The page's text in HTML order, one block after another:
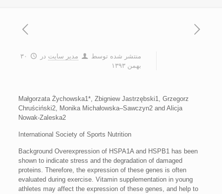
منتشر شده توسط مدیر سایت در
۳۰
بهمن ۱۳۹۳
Małgorzata Żychowska1*, Zbigniew Jastrzębski1, Grzegorz
Chruściński2, Monika Michałowska–Sawczyn2 and Alicja
Nowak-Zaleska2
International Society of Sports Nutrition
Background Overexpression of HSPA1A and HSPB1 has been
shown to indicate stress and the degradation of damaged
proteins. Therefore, the expression of these genes is often
evaluated during exercise. Vitamin supplementation in young
athletes may affect the expression of these genes, and help to